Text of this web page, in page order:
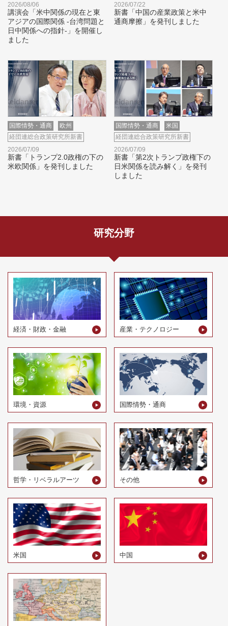
2026/08/06
講演会「米中関係の現在と東
アジアの国際関係 -台湾問題と
日中関係への指針-」を開催し
ました
2026/07/22
新書「中国の産業政策と米中
通商摩擦」を発刊しました
国際情勢・通商
欧州
経団連総合政策研究所新書
2026/07/09
新書「トランプ2.0政権の下の
米欧関係」を発刊しました
国際情勢・通商
米国
経団連総合政策研究所新書
2026/07/09
新書「第2次トランプ政権下の
日米関係を読み解く」を発刊
しました
研究分野
経済・財政・金融 産業・テクノロジー
環境・資源 国際情勢・通商
哲学・リベラルアーツ その他
米国 中国